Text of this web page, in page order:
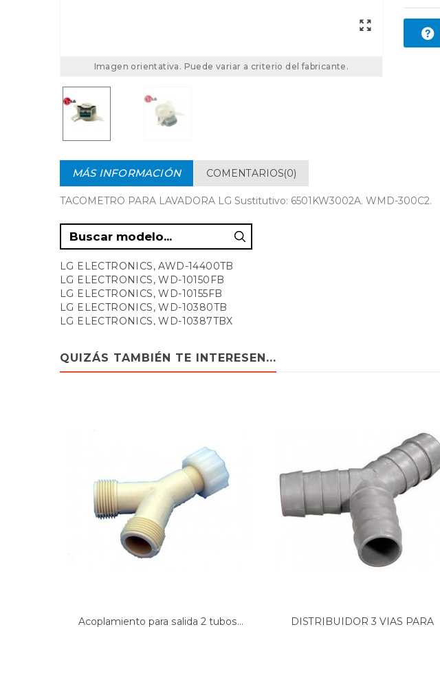
Imagen orientativa. Puede variar a criterio del fabricante.
MÁS INFORMACIÓN COMENTARIOS(0)
TACOMETRO PARA LAVADORA LG Sustitutivo: 6501KW3002A. WMD-300C2.
LG ELECTRONICS, AWD-14400TB
LG ELECTRONICS, WD-10150FB
LG ELECTRONICS, WD-10155FB
LG ELECTRONICS, WD-10380TB
LG ELECTRONICS, WD-10387TBX
LG ELECTRONICS, WD-10407TB
LG ELECTRONICS, WD-10417TBX
LG ELECTRONICS, WD-11155FB
LG ELECTRONICS, WD-11230FB
LG ELECTRONICS, WD-11401FB
LG ELECTRONICS, WD-11401TB
LG ELECTRONICS, WD-1190FB
LG ELECTRONICS, WD-12120FB
LG ELECTRONICS, WD-12150FB
LG ELECTRONICS, WD-12151FB
LG ELECTRONICS, WD-12230FB
LG ELECTRONICS, WD-12380FBN
QUIZÁS TAMBIÉN TE INTERESEN...
Acoplamiento para salida 2 tubos...
DISTRIBUIDOR 3 VIAS PARA